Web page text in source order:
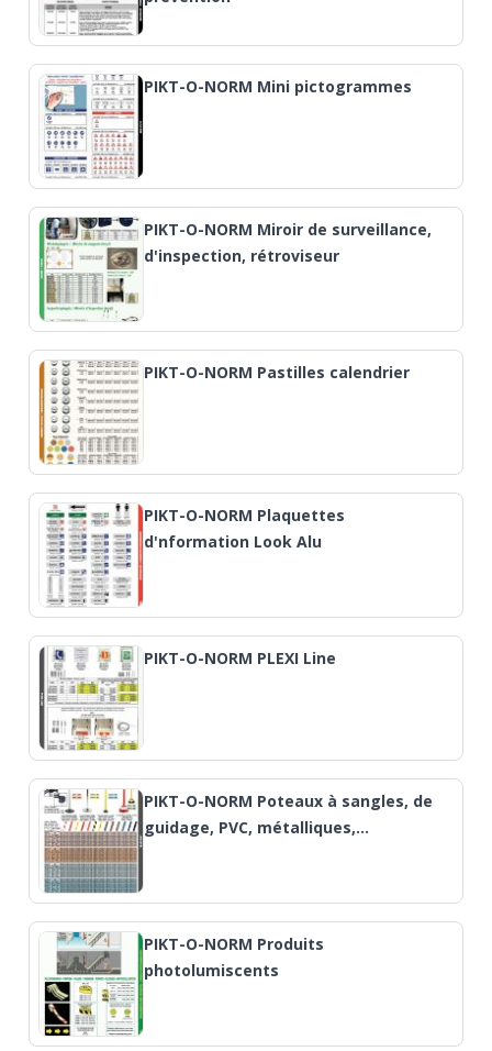
PIKT-O-NORM Mini pictogrammes
PIKT-O-NORM Miroir de surveillance,
d'inspection, rétroviseur
PIKT-O-NORM Pastilles calendrier
PIKT-O-NORM Plaquettes
d'nformation Look Alu
PIKT-O-NORM PLEXI Line
PIKT-O-NORM Poteaux à sangles, de
guidage, PVC, métalliques,…
PIKT-O-NORM Produits
photolumiscents